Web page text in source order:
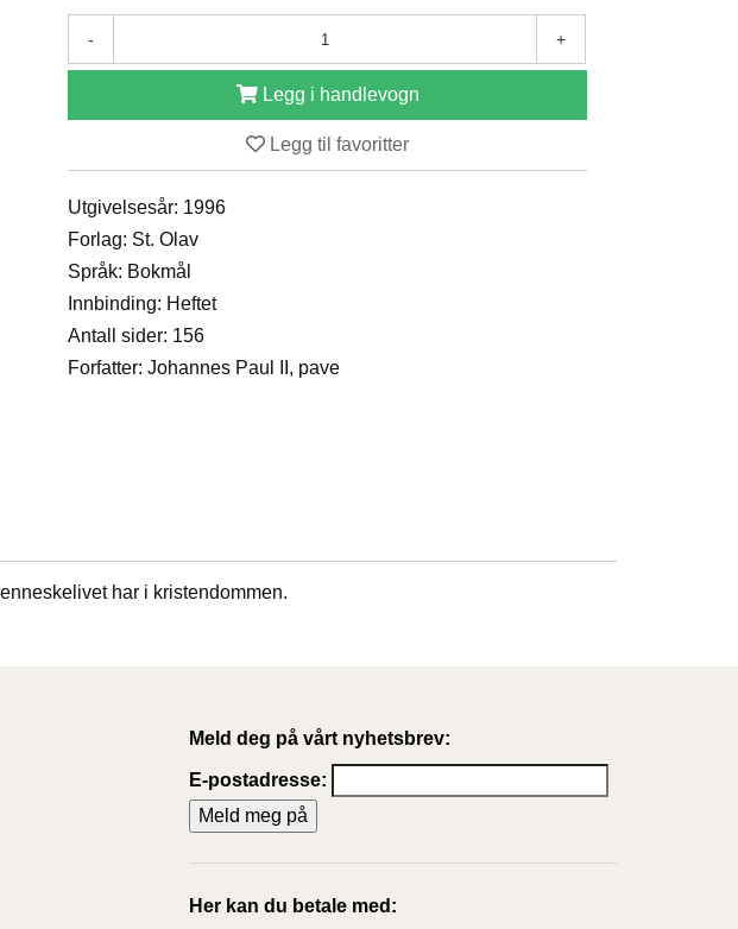
- +
Legg i handlevogn
Legg til favoritter
Utgivelsesår: 1996
Forlag: St. Olav
Språk: Bokmål
Innbinding: Heftet
Antall sider: 156
Forfatter: Johannes Paul II, pave
har i kristendommen.
Meld deg på vårt nyhetsbrev:
E-postadresse:
Her kan du betale med: